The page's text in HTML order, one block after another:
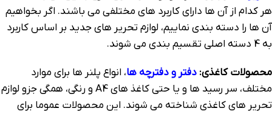
هر کدام از آن ها دارای کاربرد های مختلفی می باشند. اگر بخواهیم
آن ها را دسته بندی نماییم، لوازم تحریر های جدید بر اساس کاربرد
به 4 دسته اصلی تقسیم بندی می شوند.
محصولات کاغذی: دفتر و دفترچه ها، انواع پلنر ها برای موارد
مختلف، سر رسید ها و یا حتی کاغذ های A4 و رنگی، همگی جزو لوازم
تحریر های کاغذی شناخته می شوند. این محصولات عموما برای